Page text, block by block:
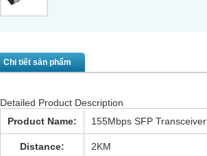
Chi tiết sản phẩm
Detailed Product Description
Product Name:
155Mbps SFP Transceiver
Distance: 2KM